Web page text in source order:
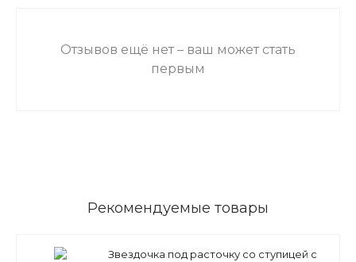
Отзывов ещё нет – ваш может стать
первым
Рекомендуемые товары
Звездочка под расточку со ступицей с